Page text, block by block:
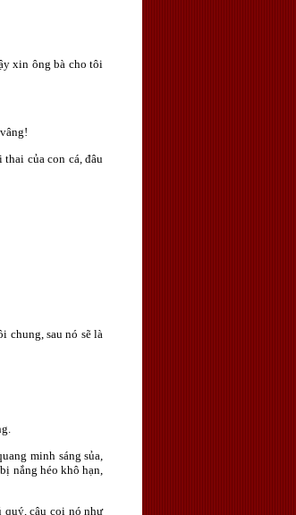
xin ông bà cho tôi
của con cá, đâu
chung, sau nó sẽ là
minh sáng sủa,
nắng héo khô hạn,
quý, cậu coi nó như